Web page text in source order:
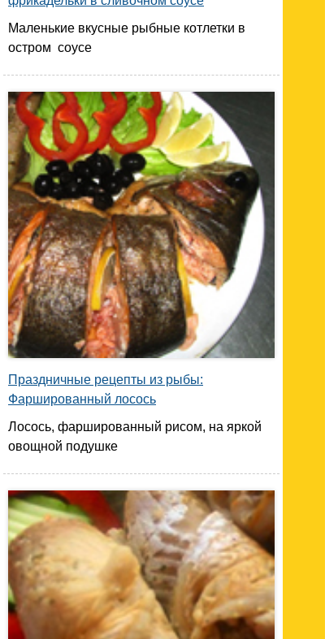
Маленькие вкусные рыбные котлетки в
остром соусе
Праздничные рецепты из рыбы:
Фаршированный лосось
Лосось, фаршированный рисом, на яркой
овощной подушке